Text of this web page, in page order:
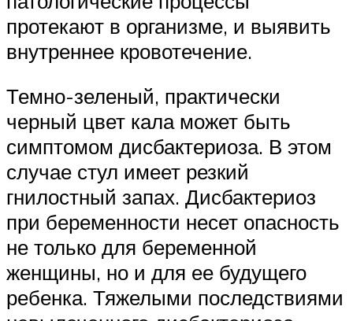
протекают в организме, и выявить
внутреннее кровотечение.
Темно-зеленый, практически
черный цвет кала может быть
симптомом дисбактериоза. В этом
случае стул имеет резкий
гнилостный запах. Дисбактериоз
при беременности несет опасность
не только для беременной
женщины, но и для ее будущего
ребенка. Тяжелыми последствиями